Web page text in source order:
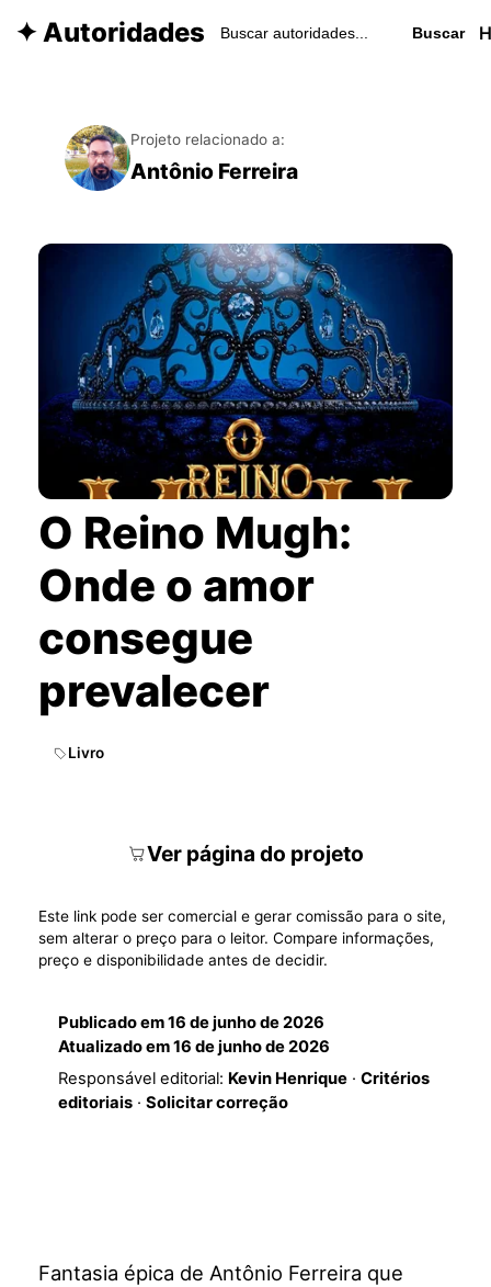
✦ Autoridades Buscar
Projeto relacionado a:
Antônio Ferreira
O Reino Mugh:
Onde o amor
consegue
prevalecer
Livro
Ver página do projeto
Este link pode ser comercial e gerar comissão para o site,
sem alterar o preço para o leitor. Compare informações,
preço e disponibilidade antes de decidir.
Publicado em16 de junho de 2026
Atualizado em16 de junho de 2026
Responsável editorial: Kevin Henrique· Critérios
editoriais· Solicitar correção
Fantasia épica de Antônio Ferreira que